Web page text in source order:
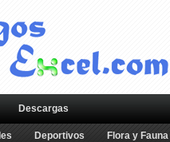
Descargas
Deportivos Flora y Fauna